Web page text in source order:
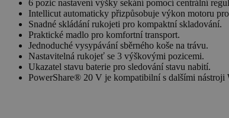
6 pozic nastavení výšky sekání pomocí centrální
Intellicut automaticky přizpůsobuje výkon motoru
Snadné skládání rukojeti pro kompaktní skladování.
Praktické madlo pro komfortní transport.
Jednoduché vysypávání sběrného koše na trávu.
Nastavitelná rukojeť se 3 výškovými pozicemi.
Ukazatel stavu baterie pro sledování stavu nabití.
PowerShare® 20 V je kompatibilní s dalšími nástroji